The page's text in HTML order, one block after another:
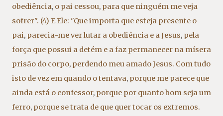
obediência, o pai cessou, para que ninguém me veja
sofrer". (4) E Ele: "Que importa que esteja presente o
pai, parecia-me ver lutar a obediência e a Jesus, pela
força que possui a detém e a faz permanecer na mísera
prisão do corpo, perdendo meu amado Jesus. Com tudo
isto de vez em quando o tentava, porque me parece que
ainda está o confessor, porque por quanto bom seja um
ferro, porque se trata de que quer tocar os extremos.